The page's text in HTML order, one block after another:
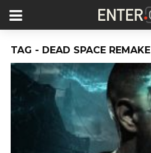
TAG - DEAD SPACE REMAKE